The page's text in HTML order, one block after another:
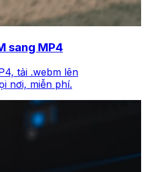
sang MP4
tải .webm lên
nơi, miễn phí.